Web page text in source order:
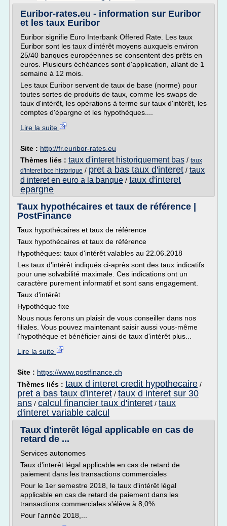
Euribor-rates.eu - information sur Euribor
et les taux Euribor
Euribor signifie Euro Interbank Offered Rate. Les taux
Euribor sont les taux d'intérêt moyens auxquels environ
25/40 banques européennes se consentent des prêts en
euros. Plusieurs échéances sont d'application, allant de 1
semaine à 12 mois.
Les taux Euribor servent de taux de base (norme) pour
toutes sortes de produits de taux, comme les swaps de
taux d'intérêt, les opérations à terme sur taux d'intérêt, les
comptes d'épargne et les hypothèques....
Lire la suite
Site : http://fr.euribor-rates.eu
Thèmes liés : taux d'interet historiquement bas / taux
d'interet bce historique / pret a bas taux d'interet / taux
d interet en euro a la banque / taux d'interet
epargne
Taux hypothécaires et taux de référence |
PostFinance
Taux hypothécaires et taux de référence
Taux hypothécaires et taux de référence
Hypothèques: taux d'intérêt valables au 22.06.2018
Les taux d'intérêt indiqués ci-après sont des taux indicatifs
pour une solvabilité maximale. Ces indications ont un
caractère purement informatif et sont sans engagement.
Taux d'intérêt
Hypothèque fixe
Nous nous ferons un plaisir de vous conseiller dans nos
filiales. Vous pouvez maintenant saisir aussi vous-même
l'hypothèque et bénéficier ainsi de taux d'intérêt plus...
Lire la suite
Site : https://www.postfinance.ch
Thèmes liés : taux d interet credit hypothecaire /
pret a bas taux d'interet / taux d interet sur 30
ans / calcul financier taux d'interet / taux
d'interet variable calcul
Taux d'interêt légal applicable en cas de
retard de ...
Services autonomes
Taux d'interêt légal applicable en cas de retard de
paiement dans les transactions commerciales
Pour le 1er semestre 2018, le taux d'intérêt légal
applicable en cas de retard de paiement dans les
transactions commerciales s'élève à 8,0%.
Pour l'année 2018,...